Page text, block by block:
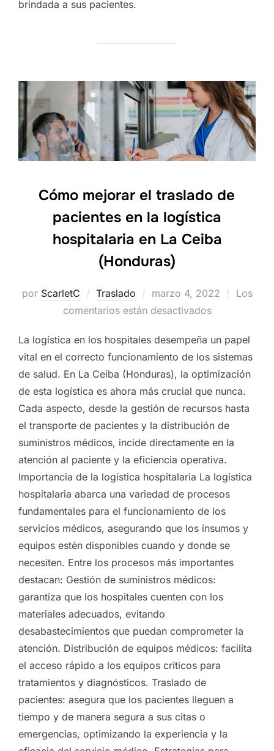
brindada a sus pacientes.
Cómo mejorar el traslado de
pacientes en la logística
hospitalaria en La Ceiba
(Honduras)
por ScarletC Traslado
Publicado
el
marzo 4, 2022
Los
comentarios están desactivados
La logística en los hospitales desempeña un papel
vital en el correcto funcionamiento de los sistemas
de salud. En La Ceiba (Honduras), la optimización
de esta logística es ahora más crucial que nunca.
Cada aspecto, desde la gestión de recursos hasta
el transporte de pacientes y la distribución de
suministros médicos, incide directamente en la
atención al paciente y la eficiencia operativa.
Importancia de la logística hospitalaria La logística
hospitalaria abarca una variedad de procesos
fundamentales para el funcionamiento de los
servicios médicos, asegurando que los insumos y
equipos estén disponibles cuando y donde se
necesiten. Entre los procesos más importantes
destacan: Gestión de suministros médicos:
garantiza que los hospitales cuenten con los
materiales adecuados, evitando
desabastecimientos que puedan comprometer la
atención. Distribución de equipos médicos: facilita
el acceso rápido a los equipos críticos para
tratamientos y diagnósticos. Traslado de
pacientes: asegura que los pacientes lleguen a
tiempo y de manera segura a sus citas o
emergencias, optimizando la experiencia y la